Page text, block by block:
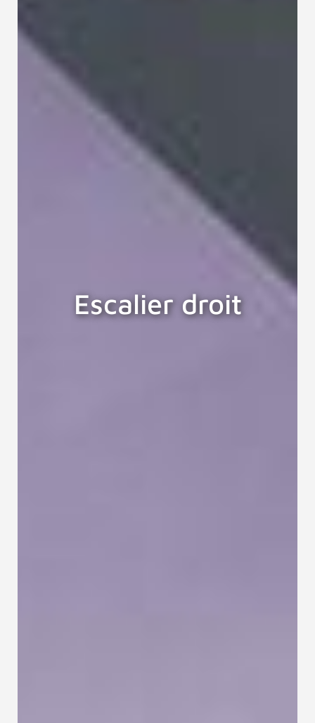
Escalier droit